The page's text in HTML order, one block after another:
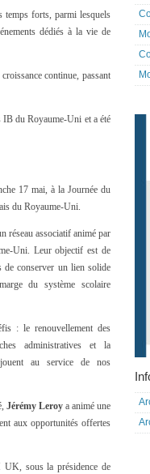
temps forts, parmi lesquels
dédiés à la vie de
continue, passant
IB du Royaume-Uni et a été
17 mai, à la Journée du
du Royaume-Uni.
réseau associatif animé par
Uni. Leur objectif est de
de conserver un lien solide
du système scolaire
: le renouvellement des
administratives et la
au service de nos
Jérémy Leroya animé une
aux opportunités offertes
UK, sous la présidence de